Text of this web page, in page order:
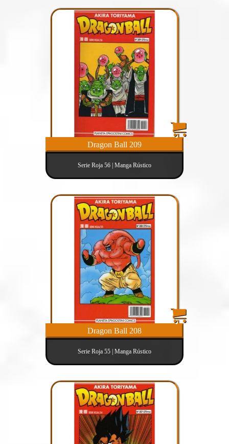
Dragon Ball 209
Serie Roja 56 | Manga Rústico
Dragon Ball 208
Serie Roja 55 | Manga Rústico